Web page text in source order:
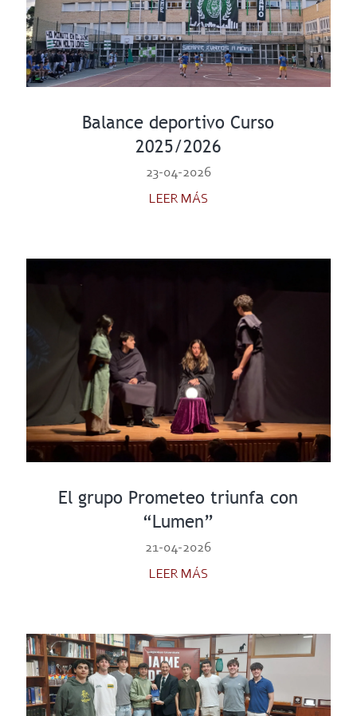
Balance deportivo Curso
2025/2026
23-04-2026
LEER MÁS
El grupo Prometeo triunfa con
“Lumen”
21-04-2026
LEER MÁS